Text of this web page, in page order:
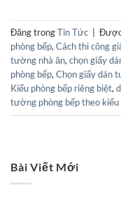
Đăng trongTin Tức
phòng bếp, Cách thi công
tường nhà ăn, chọn giấy
phòng bếp, Chọn giấy dán
Kiểu phòng bếp riêng biệt,
tường phòng bếp theo kiểu
Bài Viết Mới